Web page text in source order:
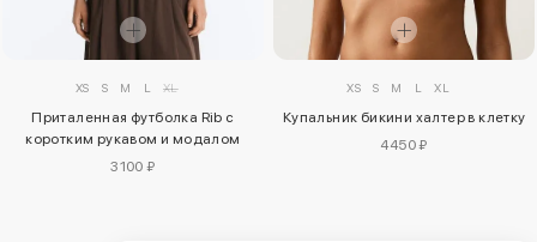
XS S M L XL
Приталенная футболка Rib с
коротким рукавом и модалом
3100 ₽
XS S M L XL
Купальник бикини халтер в клетку
4450 ₽